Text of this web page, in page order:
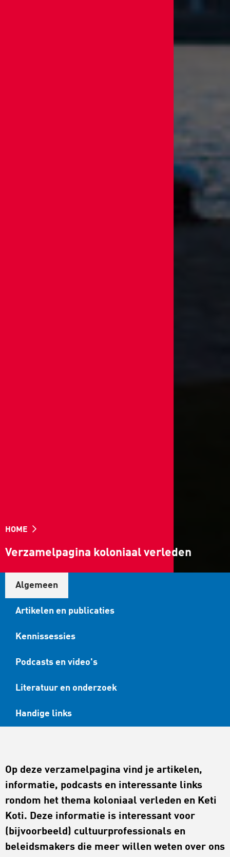
HOME
Verzamelpagina koloniaal verleden
Algemeen
Artikelen en publicaties
Kennissessies
Podcasts en video's
Literatuur en onderzoek
Handige links
Op deze verzamelpagina vind je artikelen,
informatie, podcasts en interessante links
rondom het thema koloniaal verleden en Keti
Koti. Deze informatie is interessant voor
(bijvoorbeeld) cultuurprofessionals en
beleidsmakers die meer willen weten over ons